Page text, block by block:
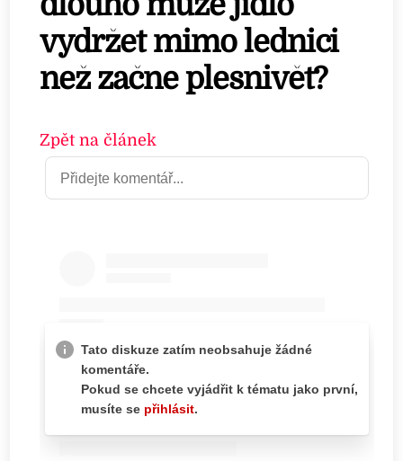
vydržet mimo lednici
než začne plesnivět?
Zpět na článek